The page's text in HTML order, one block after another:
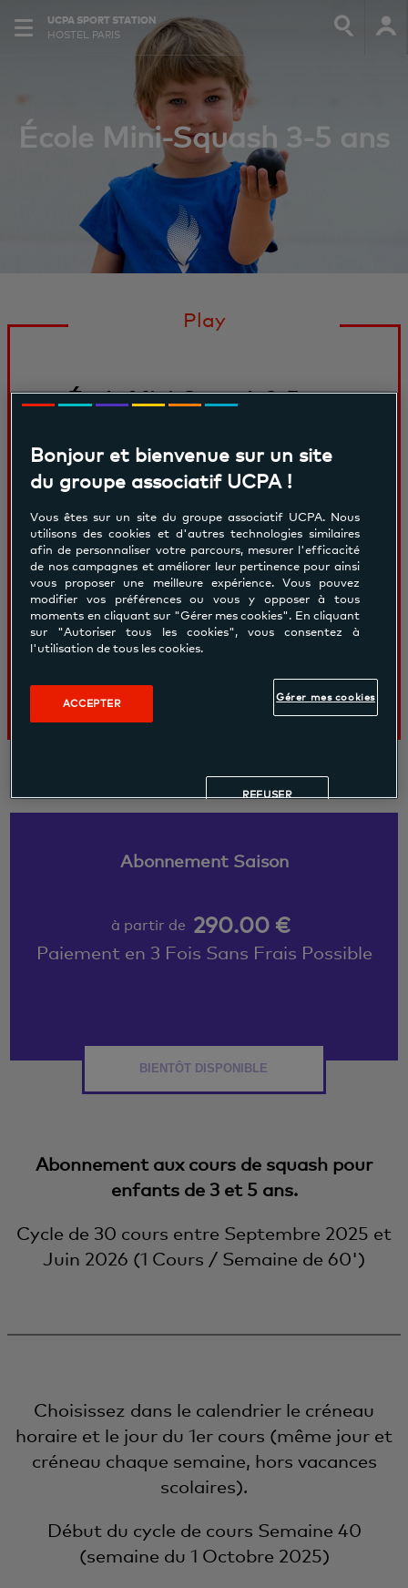
UCPA SPORT STATION
HOSTEL PARIS
École Mini-Squash 3-5 ans
Play
École Mini-Squash 3-5 ans
290.00€
Pour faire ses premiers pas au squash.
Poura apprendre et progresser plus
facilement et rapidement avec le
minipadel. Pour profiter de la dynamique
de groupe et se faire de nouveaux
copains
Abonnement Saison
à partir de 290.00 €
Paiement en 3 Fois Sans Frais Possible
BIENTÔT DISPONIBLE
Abonnement aux cours de squash pour
enfants de 3 et 5 ans.
Cycle de 30 cours entre Septembre 2025 et
Juin 2026 (1 Cours / Semaine de 60')
Choisissez dans le calendrier le créneau
horaire et le jour du 1er cours (même jour et
créneau chaque semaine, hors vacances
scolaires).
Début du cycle de cours Semaine 40
(semaine du 1 Octobre 2025)
Bonjour et bienvenue sur un site
du groupe associatif UCPA !
Vous êtes sur un site du groupe associatif UCPA. Nous
utilisons des cookies et d'autres technologies similaires
afin de personnaliser votre parcours, mesurer l'efficacité
de nos campagnes et améliorer leur pertinence pour ainsi
vous proposer une meilleure expérience. Vous pouvez
modifier vos préférences ou vous y opposer à tous
moments en cliquant sur "Gérer mes cookies". En cliquant
sur "Autoriser tous les cookies", vous consentez à
l'utilisation de tous les cookies.
Gérer mes cookies
REFUSER
ACCEPTER